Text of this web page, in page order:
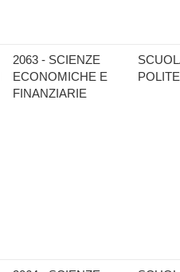
2063 - SCIENZE
ECONOMICHE E
FINANZIARIE